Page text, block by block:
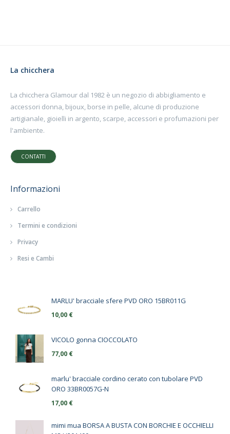
La chicchera
La chicchera Glamour dal 1982 è un negozio di abbigliamento e
accessori donna, bijoux, borse in pelle, alcune di produzione
artigianale, gioielli in argento, scarpe, accessori e profumazioni per
l'ambiente.
CONTATTI
Informazioni
Carrello
Termini e condizioni
Privacy
Resi e Cambi
MARLU' bracciale sfere PVD ORO 15BR011G
10,00 €
VICOLO gonna CIOCCOLATO
77,00 €
marlu' bracciale cordino cerato con tubolare PVD
ORO 33BR0057G-N
17,00 €
mimi mua BORSA A BUSTA CON BORCHIE E OCCHIELLI